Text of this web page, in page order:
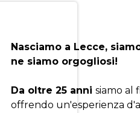
Nasciamo a Lecce,
ne siamo orgogliosi!
Da oltre 25 annisiamo al
offrendo un'esperienza